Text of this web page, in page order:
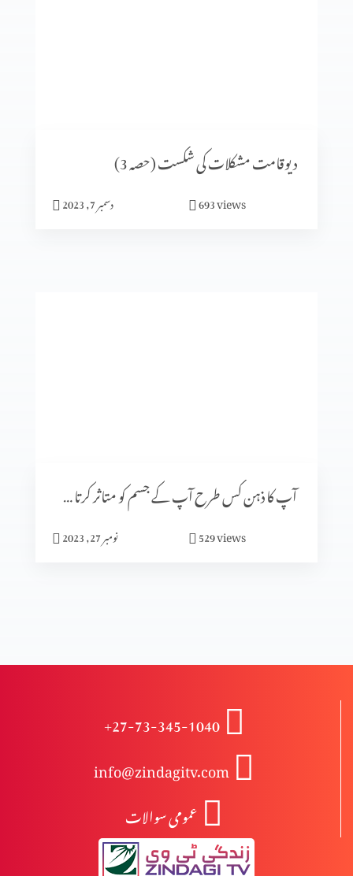
میں جلدی میں مگر خدا نہیں
گلتیوں (حصہ 2)
درد سے پاک راستے کے خطرات (2-2)
درد سے پاک راستے کے خطرات (1-2)
یسوع کی تمثیلیں: خود کو پرکھنا (2-2)
دیوقامت مشکلات کی شکست (حصہ 3)
دسمبر 7, 2023 693views
آپ کا ذہن کس طرح آپ کے جسم کو متاثر کرتا ہے (پارٹ 2)
نومبر 27, 2023 529views
+27-73-345-1040
info@zindagitv.com
عمومی سوالات